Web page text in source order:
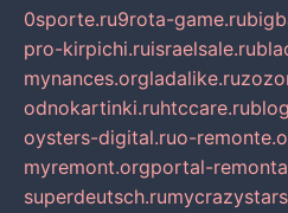
0sporte.ru9rota-game.ru
pro-kirpichi.ruisraelsale.ru
mynances.orgladalike.ru
odnokartinki.ruhtccare.ru
oysters-digital.ruo-
myremont.orgportal-
superdeutsch.ru